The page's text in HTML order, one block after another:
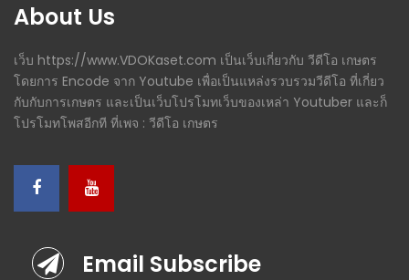
About Us
เว็บ https://www.VDOKaset.com เป็นเว็บเกี่ยวกับ วีดีโอ เกษตร
โดยการ Encode จาก Youtube เพื่อเป็นแหล่งรวบรวมวีดีโอ ที่เกี่ยว
กับกับการเกษตร และเป็นเว็บโปรโมทเว็บของเหล่า Youtuber และก็
โปรโมทโพสอีกที ที่เพจ : วีดีโอ เกษตร
Email Subscribe